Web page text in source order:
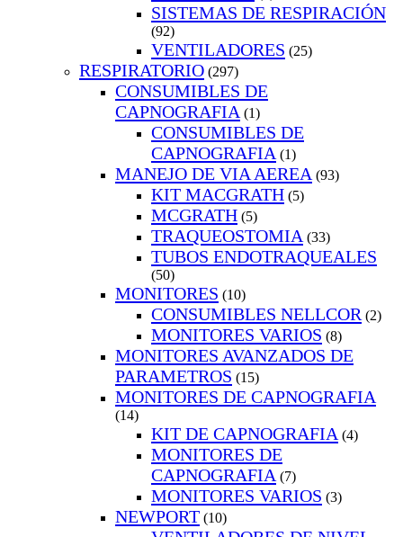
SISTEMAS DE RESPIRACIÓN
(92)
VENTILADORES (25)
RESPIRATORIO (297)
CONSUMIBLES DE
CAPNOGRAFIA (1)
CONSUMIBLES DE
CAPNOGRAFIA (1)
MANEJO DE VIA AEREA (93)
KIT MACGRATH (5)
MCGRATH (5)
TRAQUEOSTOMIA (33)
TUBOS ENDOTRAQUEALES
(50)
MONITORES (10)
CONSUMIBLES NELLCOR (2)
MONITORES VARIOS (8)
MONITORES AVANZADOS DE
PARAMETROS (15)
MONITORES DE CAPNOGRAFIA
(14)
KIT DE CAPNOGRAFIA (4)
MONITORES DE
CAPNOGRAFIA (7)
MONITORES VARIOS (3)
NEWPORT (10)